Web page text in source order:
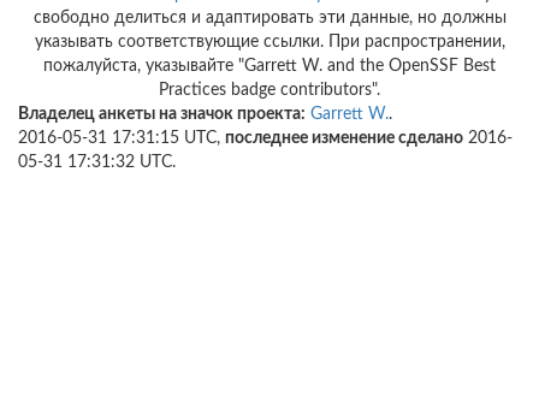
свободно делиться и адаптировать эти данные, но должны
указывать соответствующие ссылки. При распространении,
пожалуйста, указывайте "Garrett W. and the OpenSSF Best
Practices badge contributors".
Владелец анкеты на значок проекта: Garrett W..
2016-05-31 17:31:15 UTC, последнее изменение сделано 2016-
05-31 17:31:32 UTC.